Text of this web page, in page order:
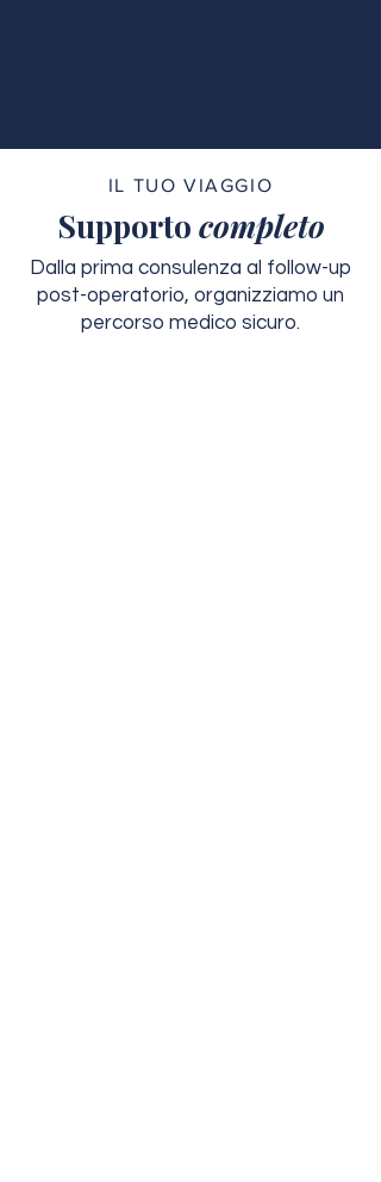
IL TUO VIAGGIO
Supporto completo
Dalla prima consulenza al follow-up
post-operatorio, organizziamo un
percorso medico sicuro.